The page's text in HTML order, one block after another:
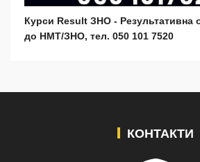
Курси Result ЗНО - Результативна
до НМТ/ЗНО, тел. 050 101 7520
КОНТАКТИ